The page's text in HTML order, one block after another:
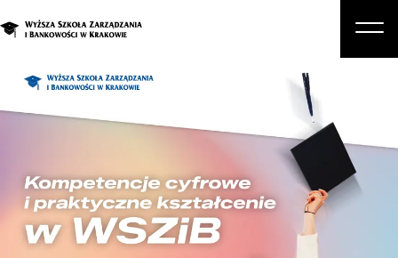
Studia podyplomowe i kursy
Kandydat